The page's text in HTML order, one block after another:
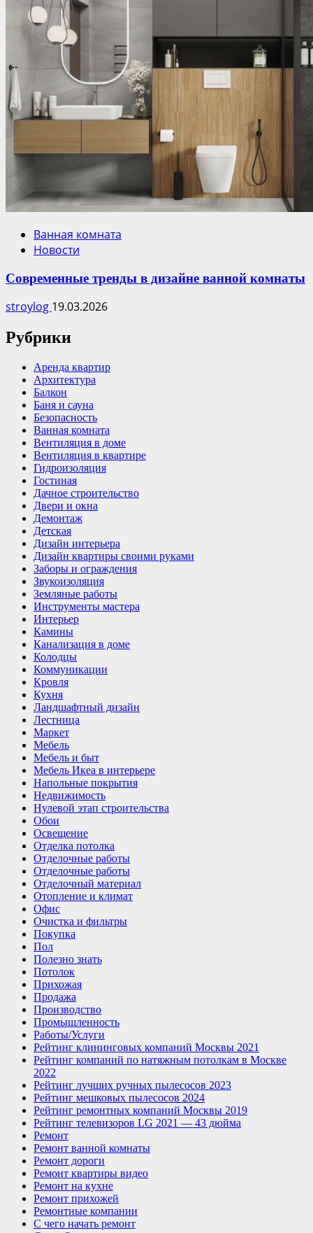
Ванная комната
Новости
Современные тренды в дизайне ванной комнаты
stroylog 19.03.2026
Рубрики
Аренда квартир
Архитектура
Балкон
Баня и сауна
Безопасность
Ванная комната
Вентиляция в доме
Вентиляция в квартире
Гидроизоляция
Гостиная
Дачное строительство
Двери и окна
Демонтаж
Детская
Дизайн интерьера
Дизайн квартиры своими руками
Заборы и ограждения
Звукоизоляция
Земляные работы
Инструменты мастера
Интерьер
Камины
Канализация в доме
Колодцы
Коммуникации
Кровля
Кухня
Ландшафтный дизайн
Лестница
Маркет
Мебель
Мебель и быт
Мебель Икеа в интерьере
Напольные покрытия
Недвижимость
Нулевой этап строительства
Обои
Освещение
Отделка потолка
Отделочные работы
Отделочные работы
Отделочный материал
Отопление и климат
Офис
Очистка и фильтры
Покупка
Пол
Полезно знать
Потолок
Прихожая
Продажа
Производство
Промышленность
Работы/Услуги
Рейтинг клининговых компаний Москвы 2021
Рейтинг компаний по натяжным потолкам в Москве
2022
Рейтинг лучших ручных пылесосов 2023
Рейтинг мешковых пылесосов 2024
Рейтинг ремонтных компаний Москвы 2019
Рейтинг телевизоров LG 2021 — 43 дюйма
Ремонт
Ремонт ванной комнаты
Ремонт дороги
Ремонт квартиры видео
Ремонт на кухне
Ремонт прихожей
Ремонтные компании
С чего начать ремонт